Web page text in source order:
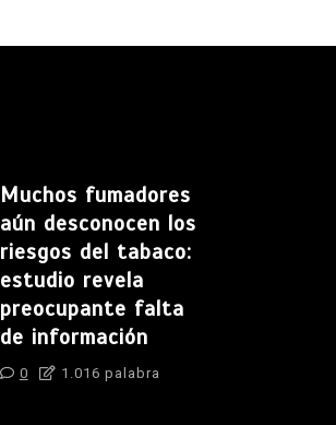
Muchos fumadores
aún desconocen los
riesgos del tabaco:
estudio revela
preocupante falta
de información
0 1.016 palabra